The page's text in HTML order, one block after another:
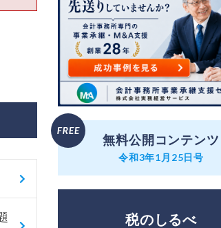
無料公開コンテンツ
令和3年1月25日号
税のしるべ